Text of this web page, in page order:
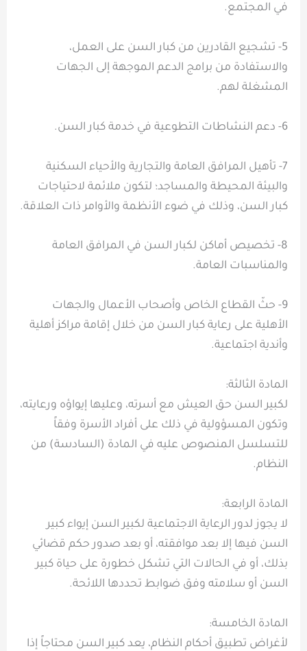
في المجتمع.
5- تشجيع القادرين من كبار السن على العمل،
والاستفادة من برامج الدعم الموجهة إلى الجهات
المشغلة لهم.
6- دعم النشاطات التطوعية في خدمة كبار السن.
7- تأهيل المرافق العامة والتجارية والأحياء السكنية
والبيئة المحيطة والمساجد؛ لتكون ملائمة لاحتياجات
كبار السن، وذلك في ضوء الأنظمة والأوامر ذات العلاقة.
8- تخصيص أماكن لكبار السن في المرافق العامة
والمناسبات العامة.
9- حثّ القطاع الخاص وأصحاب الأعمال والجهات
الأهلية على رعاية كبار السن من خلال إقامة مراكز أهلية
وأندية اجتماعية.
المادة الثالثة:
لكبير السن حق العيش مع أسرته، وعليها إيواؤه ورعايته،
وتكون المسؤولية في ذلك على أفراد الأسرة وفقاً
للتسلسل المنصوص عليه في المادة (السادسة) من
النظام.
المادة الرابعة:
لا يجوز لدور الرعاية الاجتماعية لكبير السن إيواء كبير
السن فيها إلا بعد موافقته، أو بعد صدور حكم قضائي
بذلك، أو في الحالات التي تشكل خطورة على حياة كبير
السن أو سلامته وفق ضوابط تحددها اللائحة.
المادة الخامسة:
لأغراض تطبيق أحكام النظام، يعد كبير السن محتاجاً إذا